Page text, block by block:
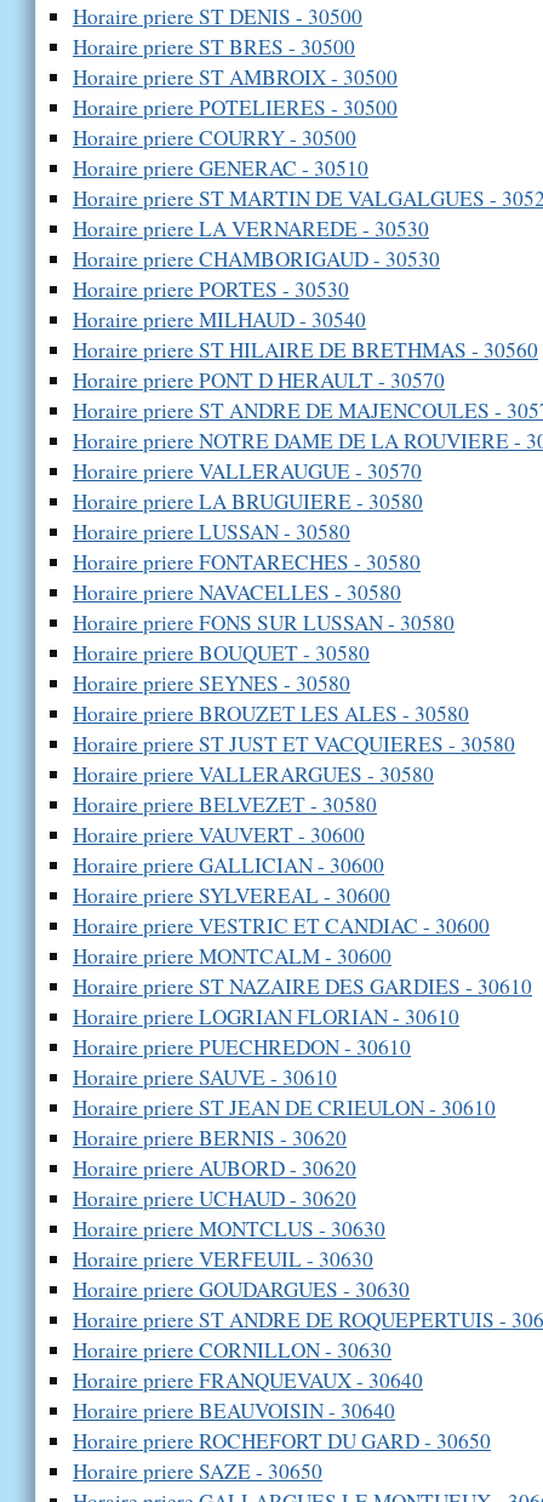
Horaire priere ST DENIS - 30500
Horaire priere ST BRES - 30500
Horaire priere ST AMBROIX - 30500
Horaire priere POTELIERES - 30500
Horaire priere COURRY - 30500
Horaire priere GENERAC - 30510
Horaire priere ST MARTIN DE VALGALGUES -
Horaire priere LA VERNAREDE - 30530
Horaire priere CHAMBORIGAUD - 30530
Horaire priere PORTES - 30530
Horaire priere MILHAUD - 30540
Horaire priere ST HILAIRE DE BRETHMAS - 30560
Horaire priere PONT D HERAULT - 30570
Horaire priere ST ANDRE DE MAJENCOULES -
Horaire priere NOTRE DAME DE LA ROUVIERE -
Horaire priere VALLERAUGUE - 30570
Horaire priere LA BRUGUIERE - 30580
Horaire priere LUSSAN - 30580
Horaire priere FONTARECHES - 30580
Horaire priere NAVACELLES - 30580
Horaire priere FONS SUR LUSSAN - 30580
Horaire priere BOUQUET - 30580
Horaire priere SEYNES - 30580
Horaire priere BROUZET LES ALES - 30580
Horaire priere ST JUST ET VACQUIERES - 30580
Horaire priere VALLERARGUES - 30580
Horaire priere BELVEZET - 30580
Horaire priere VAUVERT - 30600
Horaire priere GALLICIAN - 30600
Horaire priere SYLVEREAL - 30600
Horaire priere VESTRIC ET CANDIAC - 30600
Horaire priere MONTCALM - 30600
Horaire priere ST NAZAIRE DES GARDIES - 30610
Horaire priere LOGRIAN FLORIAN - 30610
Horaire priere PUECHREDON - 30610
Horaire priere SAUVE - 30610
Horaire priere ST JEAN DE CRIEULON - 30610
Horaire priere BERNIS - 30620
Horaire priere AUBORD - 30620
Horaire priere UCHAUD - 30620
Horaire priere MONTCLUS - 30630
Horaire priere VERFEUIL - 30630
Horaire priere GOUDARGUES - 30630
Horaire priere ST ANDRE DE ROQUEPERTUIS -
Horaire priere CORNILLON - 30630
Horaire priere FRANQUEVAUX - 30640
Horaire priere BEAUVOISIN - 30640
Horaire priere ROCHEFORT DU GARD - 30650
Horaire priere SAZE - 30650